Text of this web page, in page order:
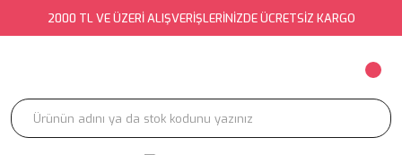
2000 TL VE ÜZERİ ALIŞVERİŞLERİNİZDE ÜCRETSİZ KARGO